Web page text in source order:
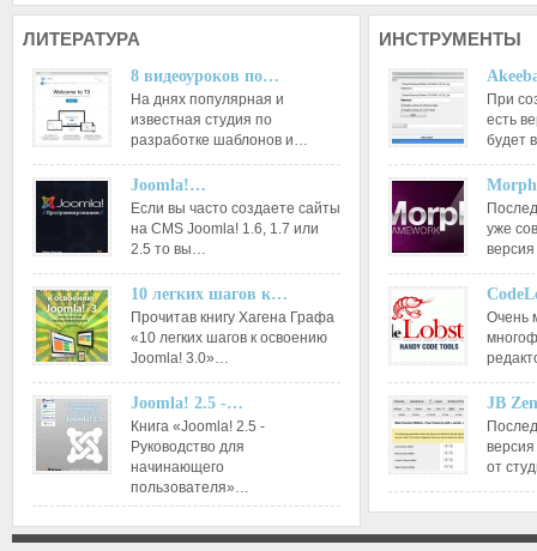
ЛИТЕРАТУРА
8 видеоуроков по…
На днях популярная и
известная студия по
разработке шаблонов и…
Joomla!…
Если вы часто создаете сайты
на CMS Joomla! 1.6, 1.7 или
2.5 то вы…
10 легких шагов к…
Прочитав книгу Хагена Графа
«10 легких шагов к освоению
Joomla! 3.0»…
Joomla! 2.5 -…
Книга «Joomla! 2.5 -
Руководство для
начинающего
пользователя»…
ИНСТРУМЕНТЫ
При
есть
будет
уже
Очень
JB
от